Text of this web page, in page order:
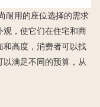
耐用的座位选择的需求
观，使它们在住宅和商
和高度，消费者可以找
满足不同的预算，从